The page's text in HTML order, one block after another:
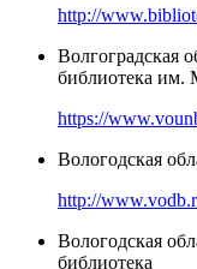
http://
Волгоградская
библиотека им.
https://
Вологодская
http://
Вологодская
библиотека